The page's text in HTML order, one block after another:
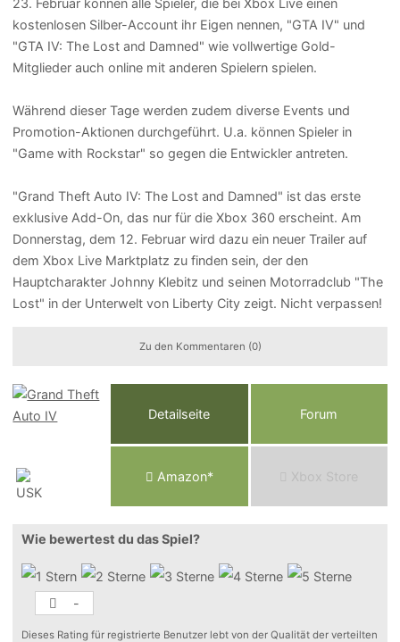
kostenlosen Silber-Account ihr Eigen nennen, "GTA IV" und
"GTA IV: The Lost and Damned" wie vollwertige Gold-
Mitglieder auch online mit anderen Spielern spielen.
Während dieser Tage werden zudem diverse Events und
Promotion-Aktionen durchgeführt. U.a. können Spieler in
"Game with Rockstar" so gegen die Entwickler antreten.
"Grand Theft Auto IV: The Lost and Damned" ist das erste
exklusive Add-On, das nur für die Xbox 360 erscheint. Am
Donnerstag, dem 12. Februar wird dazu ein neuer Trailer auf
dem Xbox Live Marktplatz zu finden sein, der den
Hauptcharakter Johnny Klebitz und seinen Motorradclub "The
Lost" in der Unterwelt von Liberty City zeigt. Nicht verpassen!
Zu den Kommentaren (0)
Detailseite Forum
Amazon* Xbox Store
Wie bewertest du das Spiel?
-
Dieses Rating für registrierte Benutzer lebt von der Qualität der verteilten